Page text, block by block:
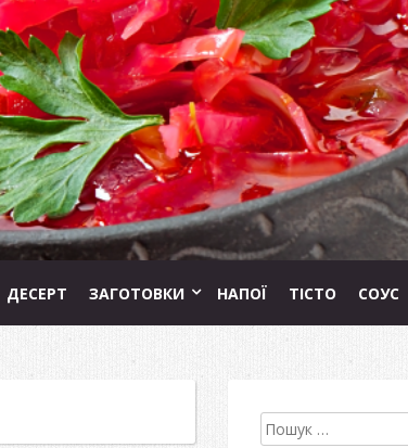
ДЕСЕРТ ЗАГОТОВКИ НАПОЇ ТІСТО СОУС
Пошук: